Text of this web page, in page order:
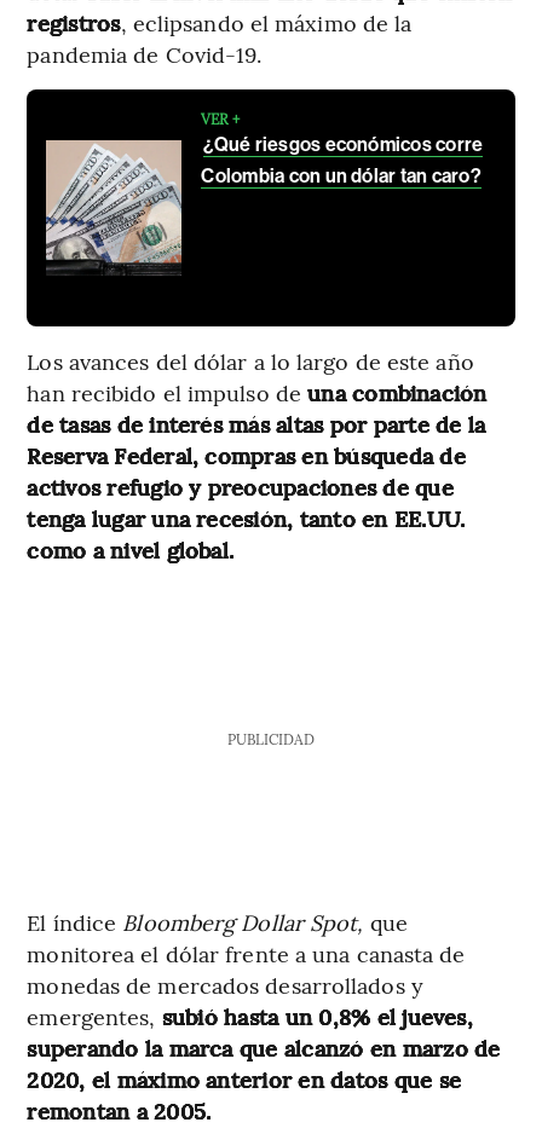
registros, eclipsando el máximo de la
pandemia de Covid-19.
VER +
¿Qué riesgos económicos corre
Colombia con un dólar tan caro?
Los avances del dólar a lo largo de este año
han recibido el impulso deuna combinación
de tasas de interés más altas por parte de la
Reserva Federal, compras en búsqueda de
activos refugio y preocupaciones de que
tenga lugar una recesión, tanto en EE.UU.
como a nivel global.
PUBLICIDAD
El índice Bloomberg Dollar Spot, que
monitorea el dólar frente a una canasta de
monedas de mercados desarrollados y
emergentes, subió hasta un 0,8% el jueves,
superando la marca que alcanzó en marzo de
2020, el máximo anterior en datos que se
remontan a 2005.